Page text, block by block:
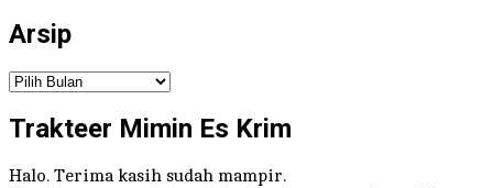
Arsip
Arsip
Trakteer Mimin Es Krim
Halo. Terima kasih sudah mampir.